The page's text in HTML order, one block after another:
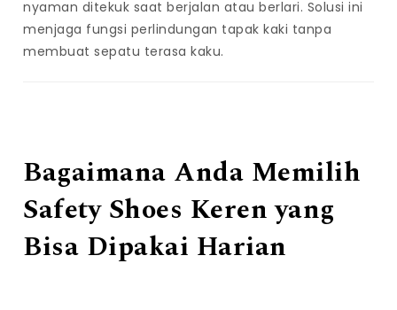
o
k
e
e
r
a
nyaman ditekuk saat berjalan atau berlari. Solusi ini
menjaga fungsi perlindungan tapak kaki tanpa
membuat sepatu terasa kaku.
Bagaimana Anda Memilih
Safety Shoes Keren yang
Bisa Dipakai Harian